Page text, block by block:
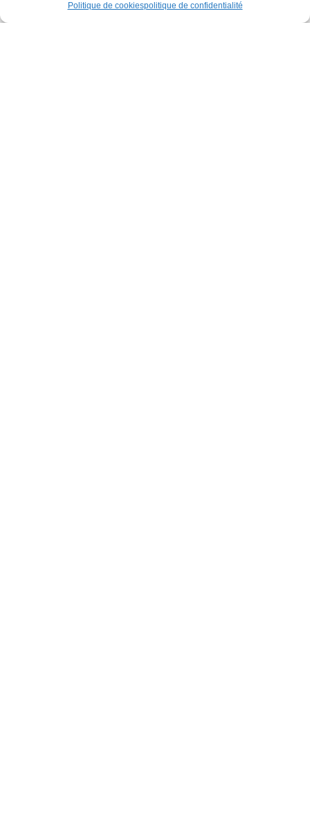
Politique de cookiespolitique de confidentialité